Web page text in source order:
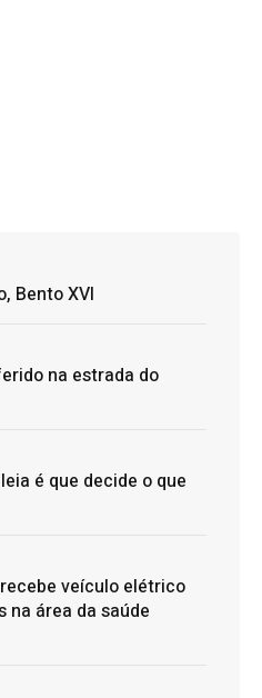
Bento XVI
na estrada do
é que decide o que
veículo elétrico
área da saúde